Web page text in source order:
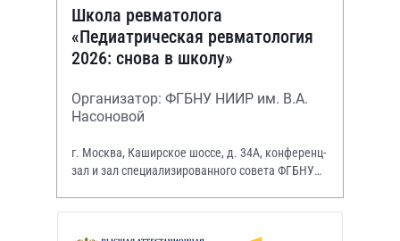
Школа ревматолога
«Педиатрическая ревматология
2026: снова в школу»
Организатор: ФГБНУ НИИР им. В.А.
Насоновой
г. Москва, Каширское шоссе, д. 34А, конференц-
зал и зал специализированного совета ФГБНУ